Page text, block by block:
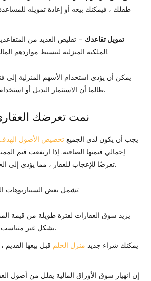
طفلك ، فيمكنك بيعه أو إعادة تمويله
تمويل تقاعدك – تقليص العديد من
الملكية المنزلية لتبسيط مواردهم المالية وتقليل التكاليف.
يمكن أن يؤدي استخدام الأسهم المنزلية إلى
طالما أن الاستثمار البديل أو استخدام الأموال مدروس جيدًا.
3) نمت تعرضك
يجب أن يكون لدى الجميع تخصيص الأصول الهدف
إجمالي قيمتها الصافية. إذا ارتفعت قيم
تعرضًا للإعجاب للعقار ، مما يؤدي إلى الحاجة إلى إعادة التوازن.
تشمل بعض السيناريوهات الشائعة حيث يحدث هذا:
يزيد سوق العقارات لفترة طويلة من قيمة
بشكل غير متناسب مع أصولك الأخرى.
يمكنك شراء جديد منزل الحلم قبل بيعها
إن انهيار سوق الأوراق المالية يقلل من أصول